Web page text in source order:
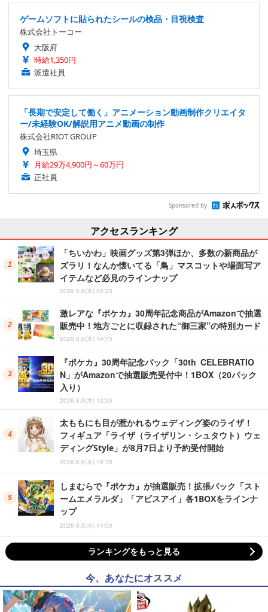
ゲームソフトに貼られたシールの検品・目視検査
株式会社トーコー
大阪府
時給1,350円
派遣社員
「長期で安定して働く」アニメーション動画制作クリエイタ
ー/未経験OK/解説用アニメ動画の制作
株式会社RIOT GROUP
埼玉県
月給29万4,900円～60万円
正社員
Sponsored by
アクセスランキング
「ちいかわ」映画グッズ第3弾ほか、多数の新商品が
ズラリ！なんか懐いてる「鳥」マスコットや場面写ア
イテムなど必見のラインナップ
2026.8.6(木) 20:25
激レアな『ポケカ』30周年記念商品がAmazonで抽選
販売中！地方ごとに収録された“御三家”の特別カード
2026.8.6(木) 14:15
『ポケカ』30周年記念パック「30th CELEBRATIO
N」がAmazonで抽選販売受付中！1BOX（20パック
入り）
2026.8.6(木) 12:30
太ももにも目が惹かれるウェディング姿のライザ！
フィギュア「ライザ（ライザリン・シュタウト）ウェ
ディングStyle」が8月7日より予約受付開始
2026.8.6(木) 19:15
しまむらで『ポケカ』が抽選販売！拡張パック「スト
ームエメラルダ」「アビスアイ」各1BOXをラインナ
ップ
2026.8.5(水) 14:00
ランキングをもっと見る
今、あなたにオススメ